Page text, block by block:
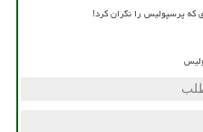
که پرسپولیس را نگران کرد!